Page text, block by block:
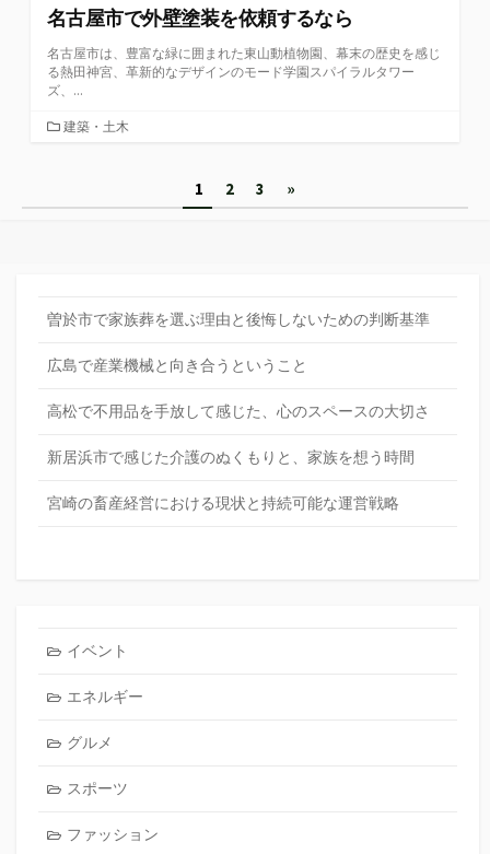
名古屋市で外壁塗装を依頼するなら
名古屋市は、豊富な緑に囲まれた東山動植物園、幕末の歴史を感じ
る熱田神宮、革新的なデザインのモード学園スパイラルタワー
ズ、...
カ
ー
建築・土木
1 2 3 »
曽於市で家族葬を選ぶ理由と後悔しないための判断基準
広島で産業機械と向き合うということ
高松で不用品を手放して感じた、心のスペースの大切さ
新居浜市で感じた介護のぬくもりと、家族を想う時間
宮崎の畜産経営における現状と持続可能な運営戦略
イベント
エネルギー
グルメ
スポーツ
ファッション